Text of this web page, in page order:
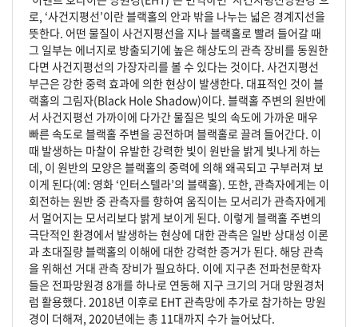
로, ‘사건지평선’이란 블랙홀의 안과 밖을 나누는 넓은 경계지선을
뜻한다. 어떤 물질이 사건지평선을 지나 블랙홀로 빨려 들어갈 때
그 일부는 에너지로 방출되기에 높은 해상도의 관측 장비를 동원한
다면 사건지평선의 가장자리를 볼 수 있다는 것이다. 사건지평선
부근은 강한 중력 효과에 의한 현상이 발생한다. 대표적인 것이 블
랙홀의 그림자(Black Hole Shadow)이다. 블랙홀 주변의 원반에
서 사건지평선 가까이에 다가간 물질은 빛의 속도에 가까운 매우
빠른 속도로 블랙홀 주변을 공전하며 블랙홀로 끌려 들어간다. 이
때 발생하는 마찰이 유발한 강력한 빛이 원반을 밝게 빛나게 하는
데, 이 원반의 모양은 블랙홀의 중력에 의해 왜곡되고 구부러져 보
이게 된다(예: 영화 ‘인터스텔라’의 블랙홀). 또한, 관측자에게는 이
회전하는 원반 중 관측자를 향하여 움직이는 모서리가 관측자에게
서 멀어지는 모서리보다 밝게 보이게 된다. 이렇게 블랙홀 주변의
극단적인 환경에서 발생하는 현상에 대한 관측은 일반 상대성 이론
과 초대질량 블랙홀의 이해에 대한 강력한 증거가 된다. 해당 관측
을 위해선 거대 관측 장비가 필요하다. 이에 지구촌 전파천문학자
들은 전파망원경 8개를 하나로 연동해 지구 크기의 거대 망원경처
럼 활용했다. 2018년 이후로 EHT 관측망에 추가로 참가하는 망원
경이 더해져, 2020년에는 총 11대까지 수가 늘어났다.